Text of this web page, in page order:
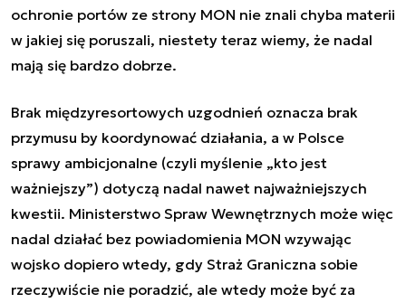
ochronie portów ze strony MON nie znali chyba materii
w jakiej się poruszali, niestety teraz wiemy, że nadal
mają się bardzo dobrze.
Brak międzyresortowych uzgodnień oznacza brak
przymusu by koordynować działania, a w Polsce
sprawy ambicjonalne (czyli myślenie „kto jest
ważniejszy”) dotyczą nadal nawet najważniejszych
kwestii. Ministerstwo Spraw Wewnętrznych może więc
nadal działać bez powiadomienia MON wzywając
wojsko dopiero wtedy, gdy Straż Graniczna sobie
rzeczywiście nie poradzić, ale wtedy może być za